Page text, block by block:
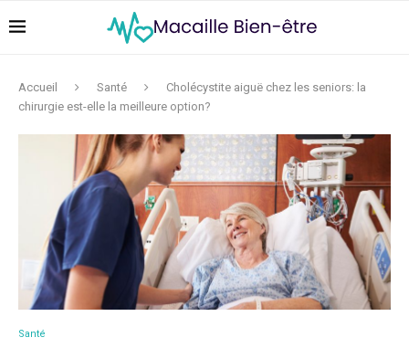
Accueil Santé
Cholécystite aiguë chez les seniors: la
chirurgie est-elle la meilleure option?
Santé